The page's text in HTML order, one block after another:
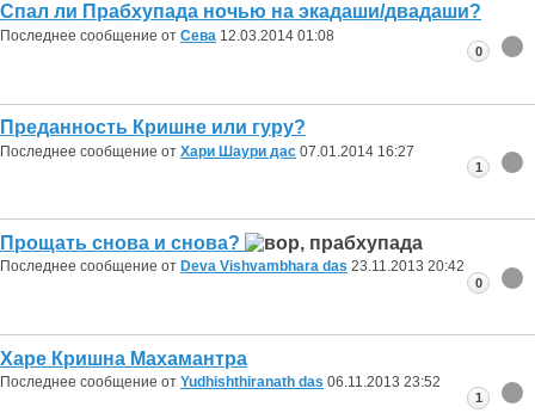
Спал ли Прабхупада ночью на экадаши/двадаши?
Последнее сообщение от Сева 12.03.2014 01:08
0
Преданность Кришне или гуру?
Последнее сообщение от Хари Шаури дас 07.01.2014 16:27
1
Прощать снова и снова?
Последнее сообщение от Deva Vishvambhara das 23.11.2013 20:42
0
Харе Кришна Махамантра
Последнее сообщение от Yudhishthiranath das 06.11.2013 23:52
1